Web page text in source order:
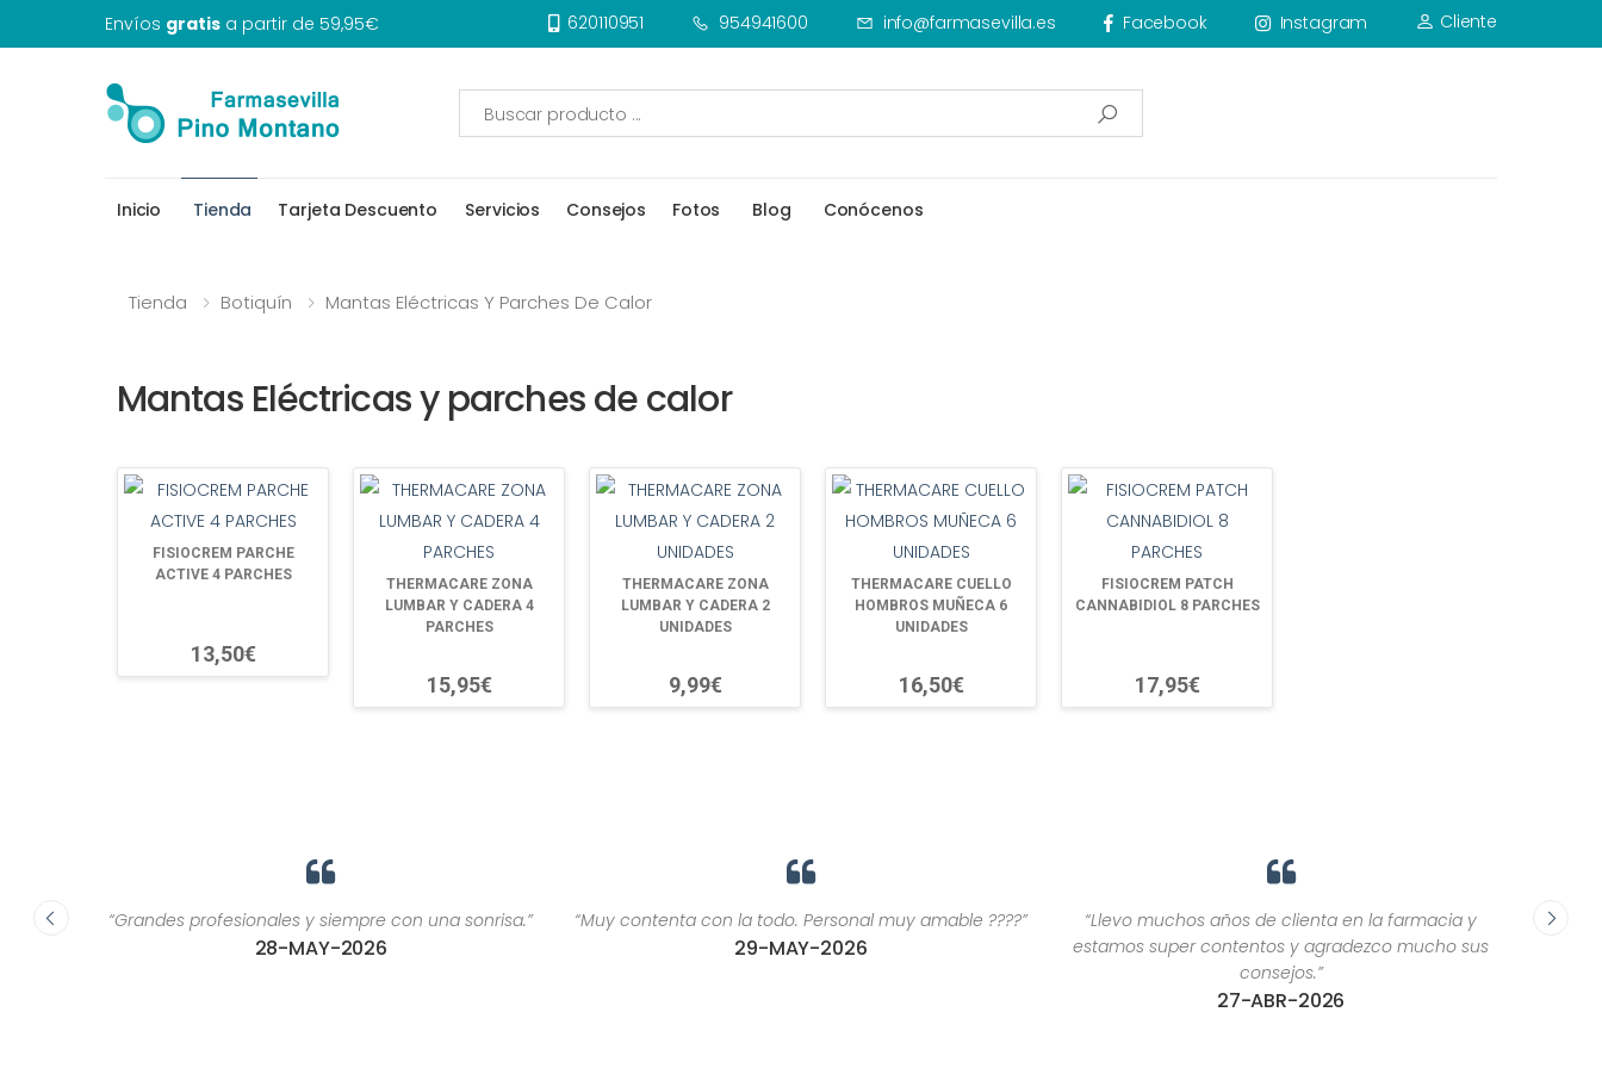
Envíos gratis a partir de 59,95€ 620110951 954941600 info@farmasevilla.es Facebook Instagram Cliente
Inicio Tienda Tarjeta Descuento Servicios Consejos Fotos Blog Conócenos
Tienda Botiquín Mantas Eléctricas Y Parches De Calor
Mantas Eléctricas y parches de calor
FISIOCREM PARCHE
ACTIVE 4 PARCHES
13,50€
THERMACARE ZONA
LUMBAR Y CADERA 4
PARCHES
15,95€
THERMACARE ZONA
LUMBAR Y CADERA 2
UNIDADES
9,99€
THERMACARE CUELLO
HOMBROS MUÑECA 6
UNIDADES
16,50€
FISIOCREM PATCH
CANNABIDIOL 8 PARCHES
17,95€
son
“Grandes profesionales y siempre con una sonrisa.”
28-MAY-2026
“Muy contenta con la todo. Personal muy amable ????”
29-MAY-2026
“Llevo muchos años de clienta en la farmacia y
estamos super contentos y agradezco mucho sus
consejos.”
27-ABR-2026
“El